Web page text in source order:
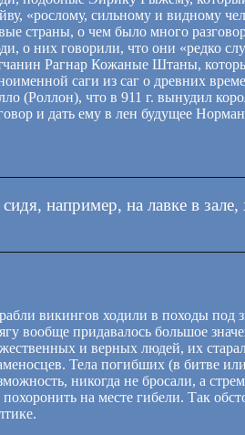
«рослому, сильному и видному
страны, о чем было много
о них говорили, что они «редко
Рагнар Кожаные Штаны,
саги из саг о древних
(Роллон), что в 911 г. вынудил
и дать ему в лен будущее
например, на лавке в
викингов ходили в походы под
вообще придавалось большое
и верных людей, их
Тела погибших (в битве
никогда не бросали, а
на месте гибели. Так